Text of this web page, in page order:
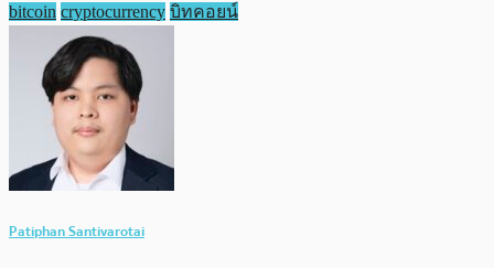
bitcoin cryptocurrency บิทคอยน์
Patiphan Santivarotai